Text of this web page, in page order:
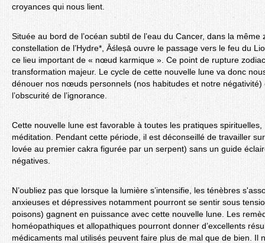
croyances qui nous lient.
Située au bord de l’océan subtil de l’eau du Cancer, dans la
constellation de l’Hydre*, Āśleṣā ouvre le passage vers le feu du
ce lieu important de « nœud karmique ». Ce point de rupture
transformation majeur. Le cycle de cette nouvelle lune va donc
dénouer nos nœuds personnels (nos habitudes et notre
l’obscurité de l’ignorance.
Cette nouvelle lune est favorable à toutes les pratiques
méditation. Pendant cette période, il est déconseillé de travailler
lovée au premier cakra figurée par un serpent) sans un guide
négatives.
N’oubliez pas que lorsque la lumière s’intensifie, les ténèbres
anxieuses et dépressives notamment pourront se sentir sous
poisons) gagnent en puissance avec cette nouvelle lune. Les
homéopathiques et allopathiques pourront donner d’excellents
médicaments mal utilisés peuvent faire plus de mal que de bien. Il